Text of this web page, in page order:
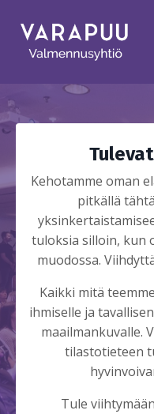
Kehotamme oman
pitkällä
tuloksia silloin, kun
muodossa.
Kaikki mitä
ihmiselle ja
maailmankuvalle.
tilastotieteen
Tule